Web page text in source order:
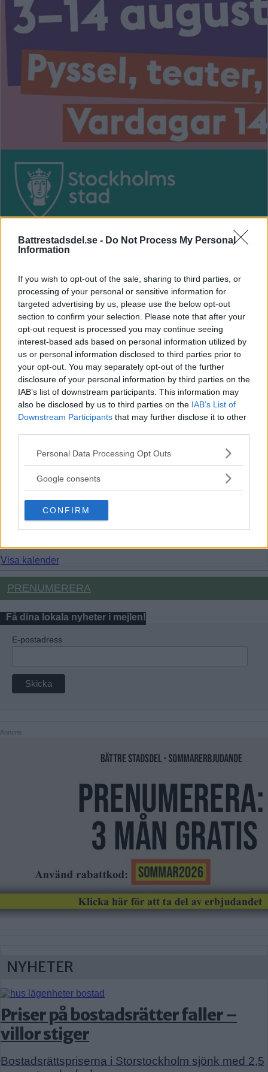
Battrestadsdel.se - Do Not Process My Personal
Information
If you wish to opt-out of the sale, sharing to third parties, or
processing of your personal or sensitive information for
targeted advertising by us, please use the below opt-out
section to confirm your selection. Please note that after your
opt-out request is processed you may continue seeing
interest-based ads based on personal information utilized by
us or personal information disclosed to third parties prior to
your opt-out. You may separately opt-out of the further
disclosure of your personal information by third parties on the
IAB’s list of downstream participants. This information may
also be disclosed by us to third parties on the IAB’s List of
Downstream Participants that may further disclose it to other
Please note that this website/app uses one or more Google
not limited to your visit or usage behaviour. You may click to
use your data for below specified purposes in below Google
consent section.
Personal Data Processing Opt Outs
Google consents
CONFIRM
KALENDER
10
10 julikl.16:00
10 augustikl.17:00
Sommar på Aspen 10 juli- 10 augusti
30
30 julikl.08:00-10 septemberkl.12:00
Boule för seniorer
aug3
3 augustikl.14:00
14 augustikl.18:00
Sommar på Älvsjötorg 3-14 augusti 2026
3 augustikl.14:00 -14 augustikl.18:00
Sommar på torget Älvsjö 2026
6 augustikl.19:00 -8 augustikl.19:00
Visa kalender
PRENUMERERA
Få dina lokala nyheter i mejlen!
E-postadress
Annons:
NYHETER
Priser på bostadsrätter faller –
villor stiger
Bostadsrättspriserna i Storstockholm sjönk med 2,5